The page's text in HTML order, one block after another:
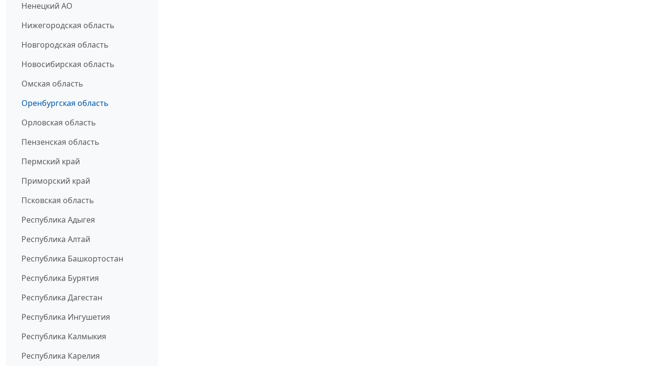
Ненецкий АО
Нижегородская область
Новгородская область
Новосибирская область
Омская область
Оренбургская область
Орловская область
Пензенская область
Пермский край
Приморский край
Псковская область
Республика Адыгея
Республика Алтай
Республика Башкортостан
Республика Бурятия
Республика Дагестан
Республика Ингушетия
Республика Калмыкия
Республика Карелия